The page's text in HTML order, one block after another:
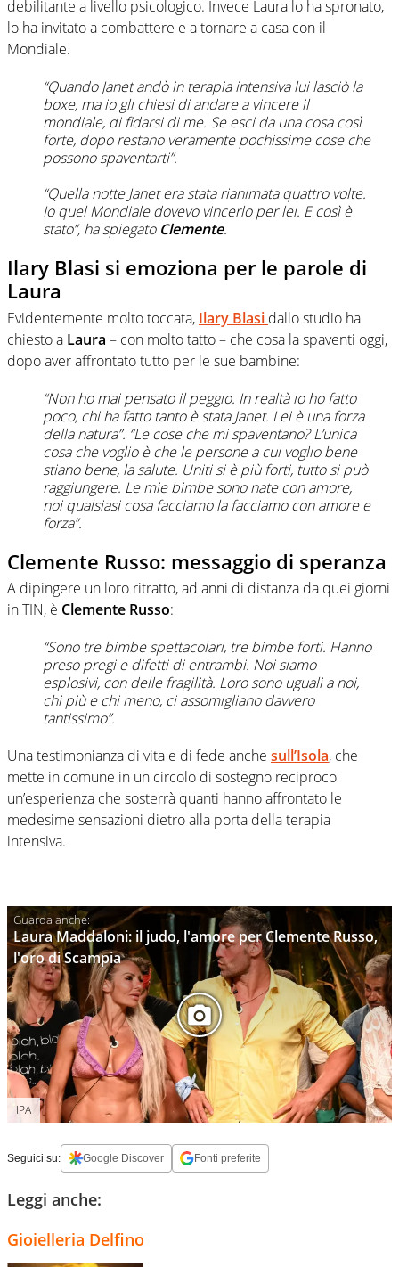
debilitante a livello psicologico. Invece Laura lo ha spronato,
lo ha invitato a combattere e a tornare a casa con il
Mondiale.
“Quando Janet andò in terapia intensiva lui lasciò la
boxe, ma io gli chiesi di andare a vincere il
mondiale, di fidarsi di me. Se esci da una cosa così
forte, dopo restano veramente pochissime cose che
possono spaventarti”.
“Quella notte Janet era stata rianimata quattro volte.
Io quel Mondiale dovevo vincerlo per lei. E così è
stato”, ha spiegato Clemente.
Ilary Blasi si emoziona per le parole di
Laura
Evidentemente molto toccata, Ilary Blasi dallo studio ha
chiesto a Laura – con molto tatto – che cosa la spaventi oggi,
dopo aver affrontato tutto per le sue bambine:
“Non ho mai pensato il peggio. In realtà io ho fatto
poco, chi ha fatto tanto è stata Janet. Lei è una forza
della natura”. “Le cose che mi spaventano? L’unica
cosa che voglio è che le persone a cui voglio bene
stiano bene, la salute. Uniti si è più forti, tutto si può
raggiungere. Le mie bimbe sono nate con amore,
noi qualsiasi cosa facciamo la facciamo con amore e
forza”.
Clemente Russo: messaggio di speranza
A dipingere un loro ritratto, ad anni di distanza da quei giorni
in TIN, è Clemente Russo:
“Sono tre bimbe spettacolari, tre bimbe forti. Hanno
preso pregi e difetti di entrambi. Noi siamo
esplosivi, con delle fragilità. Loro sono uguali a noi,
chi più e chi meno, ci assomigliano davvero
tantissimo”.
Una testimonianza di vita e di fede anche sull’Isola, che
mette in comune in un circolo di sostegno reciproco
un’esperienza che sosterrà quanti hanno affrontato le
medesime sensazioni dietro alla porta della terapia
intensiva.
Laura Maddaloni: il judo, l'amore per Clemente Russo,
l'oro di Scampia
IPA
Seguici su: Google Discover Fonti preferite
Leggi anche:
Gioielleria Delfino